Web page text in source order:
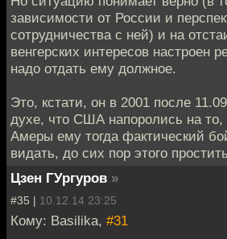
зависимости от России и
сотрудничества с ней) и на
венгерских интересов настроен
надо отдать ему должное.
Это, кстати, он в 2001 после
духе, что США напоролись на то,
Амеры ему тогда фактический
видать, до сих пор этого
Цзен ГУргуров »
#35 | 10.12.14 23:25
Кому: Basilika, #31